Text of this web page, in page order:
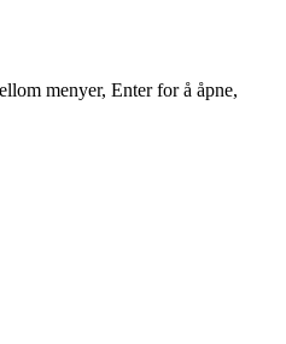
menyer, Enter for å åpne,